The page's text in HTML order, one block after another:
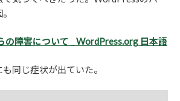
の障害について _ WordPress.org 日本語
同じ症状が出ていた。